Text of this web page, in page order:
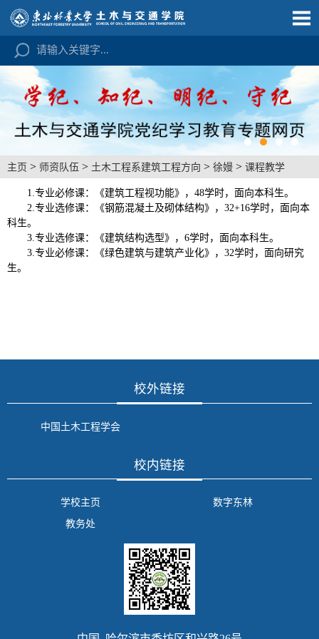
主页 > 师资队伍 > 土木工程系建筑工程方向 > 徐嫚 > 课程教学
1.专业必修课：《建筑工程视功能》， 48学时，面向本科生。
2.专业选修课：《钢筋混凝土及砌体结构》， 32+16学时，面向本
科生。
3.专业选修课：《建筑结构选型》， 6学时，面向本科生。
3.专业必修课：《绿色建筑与建筑产业化》， 32学时，面向研究
生。
校外链接
中国土木工程学会
校内链接
学校主页
数字东林
教务处